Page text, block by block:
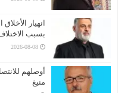
انهيار
بسبب
2026-08-08
أوصلهم
منيغ